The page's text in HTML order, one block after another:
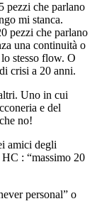
pezzi che parlano
mi stanca.
pezzi che parlano
una continuità o
stesso flow. O
crisi a 20 anni.
Uno in cui
e del
no!
amici degli
: “massimo 20
personal” o